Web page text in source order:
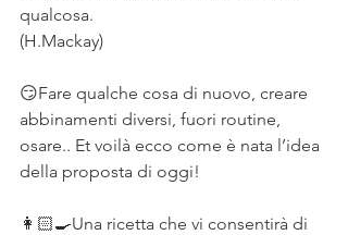
qualcosa.⠀
(H.Mackay)⠀
😏Fare qualche cosa di nuovo, creare
abbinamenti diversi, fuori routine,
osare.. Et voilà ecco come è nata l’idea
della proposta di oggi!⠀
👩🏻‍🍳Una ricetta che vi consentirà di